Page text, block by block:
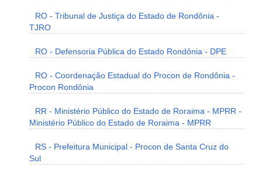
RO - Tribunal de Justiça do Estado de Rondônia -
TJRO
RO - Defensoria Pública do Estado Rondônia - DPE
RO - Coordenação Estadual do Procon de Rondônia -
Procon Rondônia
RR - Ministério Público do Estado de Roraima - MPRR -
Ministério Público do Estado de Roraima - MPRR
RS - Prefeitura Municipal - Procon de Santa Cruz do
Sul